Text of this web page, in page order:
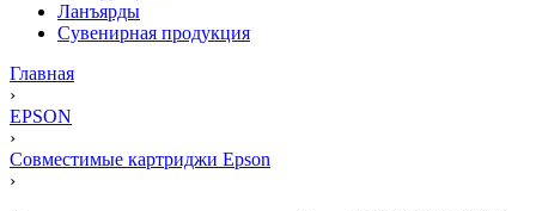
Ланъярды
Сувенирная продукция
Главная
›
EPSON
›
Совместимые картриджи Epson
›